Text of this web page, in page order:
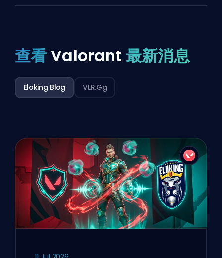
查看Valorant 最新消息
Eloking Blog VLR.gg